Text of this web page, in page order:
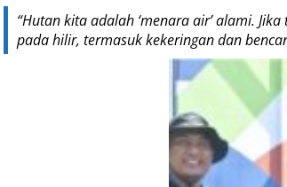
“Hutan kita adalah ‘menara air’ alami.
pada hilir, termasuk kekeringan dan